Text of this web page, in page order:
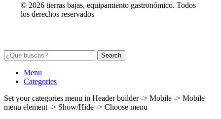
© 2026 tierras bajas, equipamiento gastronómico. Todos
los derechos reservados
Search
Menu
Categories
Set your categories menu in Header builder -> Mobile -> Mobile
menu element -> Show/Hide -> Choose menu
una
opción
de
5
,
No fue buena
Siguiente
Saltar